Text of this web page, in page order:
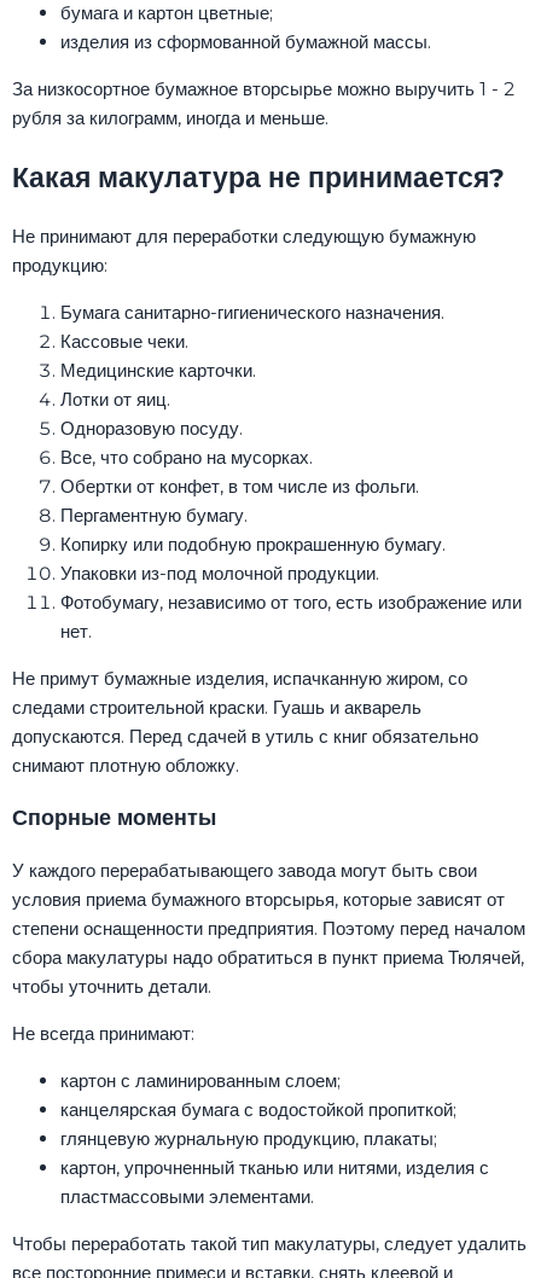
бумага и картон цветные;
изделия из сформованной бумажной массы.
За низкосортное бумажное вторсырье можно выручить 1 - 2
рубля за килограмм, иногда и меньше.
Какая макулатура не принимается?
Не принимают для переработки следующую бумажную
продукцию:
Бумага санитарно-гигиенического назначения.
Кассовые чеки.
Медицинские карточки.
Лотки от яиц.
Одноразовую посуду.
Все, что собрано на мусорках.
Обертки от конфет, в том числе из фольги.
Пергаментную бумагу.
Копирку или подобную прокрашенную бумагу.
Упаковки из-под молочной продукции.
Фотобумагу, независимо от того, есть изображение или
нет.
Не примут бумажные изделия, испачканную жиром, со
следами строительной краски. Гуашь и акварель
допускаются. Перед сдачей в утиль с книг обязательно
снимают плотную обложку.
Спорные моменты
У каждого перерабатывающего завода могут быть свои
условия приема бумажного вторсырья, которые зависят от
степени оснащенности предприятия. Поэтому перед началом
сбора макулатуры надо обратиться в пункт приема Тюлячей,
чтобы уточнить детали.
Не всегда принимают:
картон с ламинированным слоем;
канцелярская бумага с водостойкой пропиткой;
глянцевую журнальную продукцию, плакаты;
картон, упрочненный тканью или нитями, изделия с
пластмассовыми элементами.
Чтобы переработать такой тип макулатуры, следует удалить
все посторонние примеси и вставки, снять клеевой и